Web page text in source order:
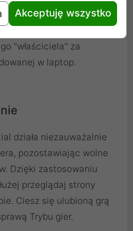
wypadek kradzieży lub
"właściciela" za
w laptop.
działa niezauważalnie
pozostawiając wolne
Dzięki zastosowaniu
przeglądaj strony
Ciesz się ulubioną grą
Trybu gier.
Akceptuję wszystko